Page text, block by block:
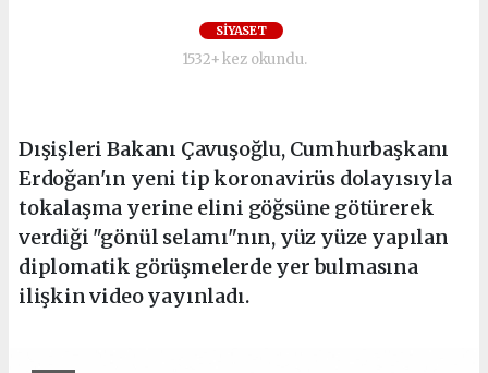
SİYASET
1532+ kez okundu.
Dışişleri Bakanı Çavuşoğlu, Cumhurbaşkanı
Erdoğan'ın yeni tip koronavirüs dolayısıyla
tokalaşma yerine elini göğsüne götürerek
verdiği "gönül selamı"nın, yüz yüze yapılan
diplomatik görüşmelerde yer bulmasına
ilişkin video yayınladı.